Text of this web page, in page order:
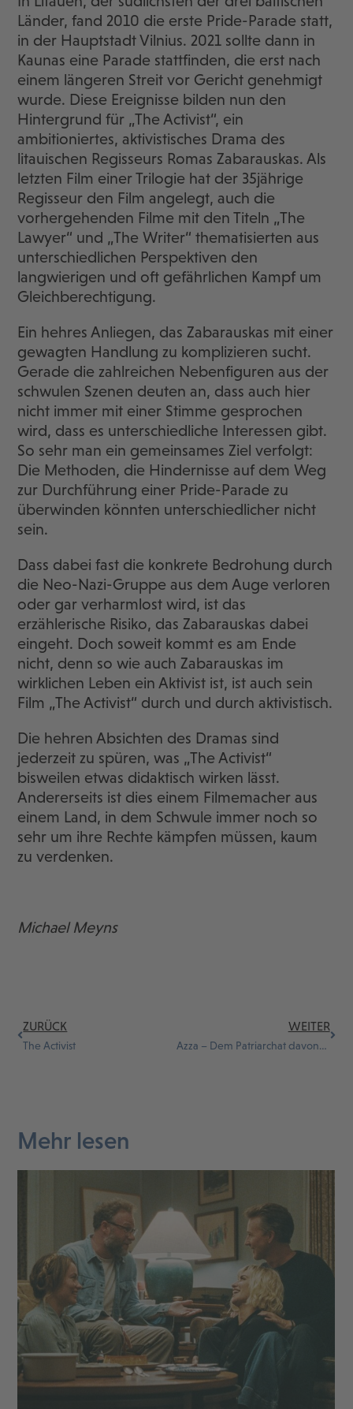
Länder, fand 2010 die erste Pride-Parade statt,
in der Hauptstadt Vilnius. 2021 sollte dann in
Kaunas eine Parade stattfinden, die erst nach
einem längeren Streit vor Gericht genehmigt
wurde. Diese Ereignisse bilden nun den
Hintergrund für „The Activist“, ein
ambitioniertes, aktivistisches Drama des
litauischen Regisseurs Romas Zabarauskas. Als
letzten Film einer Trilogie hat der 35jährige
Regisseur den Film angelegt, auch die
vorhergehenden Filme mit den Titeln „The
Lawyer“ und „The Writer“ thematisierten aus
unterschiedlichen Perspektiven den
langwierigen und oft gefährlichen Kampf um
Gleichberechtigung.
Ein hehres Anliegen, das Zabarauskas mit einer
gewagten Handlung zu komplizieren sucht.
Gerade die zahlreichen Nebenfiguren aus der
schwulen Szenen deuten an, dass auch hier
nicht immer mit einer Stimme gesprochen
wird, dass es unterschiedliche Interessen gibt.
So sehr man ein gemeinsames Ziel verfolgt:
Die Methoden, die Hindernisse auf dem Weg
zur Durchführung einer Pride-Parade zu
überwinden könnten unterschiedlicher nicht
sein.
Dass dabei fast die konkrete Bedrohung durch
die Neo-Nazi-Gruppe aus dem Auge verloren
oder gar verharmlost wird, ist das
erzählerische Risiko, das Zabarauskas dabei
eingeht. Doch soweit kommt es am Ende
nicht, denn so wie auch Zabarauskas im
wirklichen Leben ein Aktivist ist, ist auch sein
Film „The Activist“ durch und durch aktivistisch.
Die hehren Absichten des Dramas sind
jederzeit zu spüren, was „The Activist“
bisweilen etwas didaktisch wirken lässt.
Andererseits ist dies einem Filmemacher aus
einem Land, in dem Schwule immer noch so
sehr um ihre Rechte kämpfen müssen, kaum
zu verdenken.
Michael Meyns
ZURÜCK
The Activist
WEITER
Azza – Dem Patriarchat davonfahren
Mehr lesen